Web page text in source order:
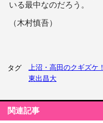
いる最中なのだろう。
（木村慎吾）
タグ 上沼・高田のクギズケ！
東出昌大
関連記事